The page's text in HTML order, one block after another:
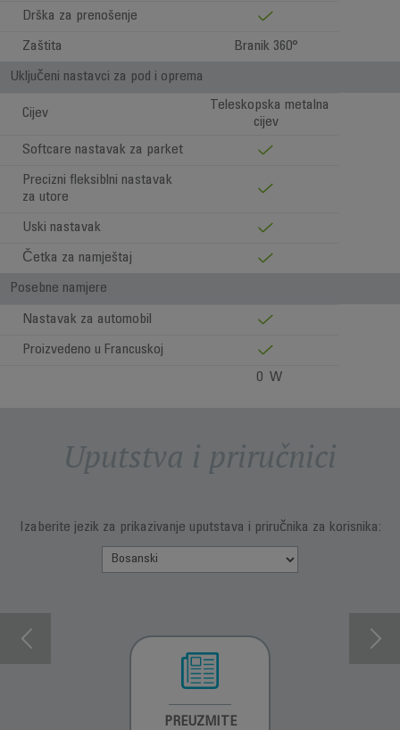
Drška za prenošenje
Zaštita Branik 360°
Uključeni nastavci za pod i oprema
Cijev
Teleskopska metalna
cijev
Softcare nastavak za parket
Precizni fleksiblni nastavak
za utore
Uski nastavak
Četka za namještaj
Posebne namjere
Nastavak za automobil
Proizvedeno u Francuskoj
0 W
Uputstva i priručnici
Izaberite jezik za prikazivanje uputstava i priručnika za korisnika:
PREUZMITE